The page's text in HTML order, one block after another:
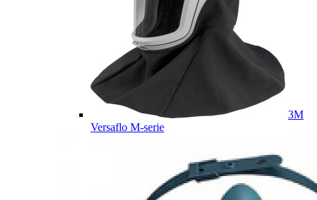
3M
Versaflo M-serie